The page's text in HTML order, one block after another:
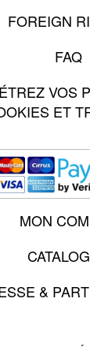
FOREIGN
FAQ
VOS
ET
MON
&